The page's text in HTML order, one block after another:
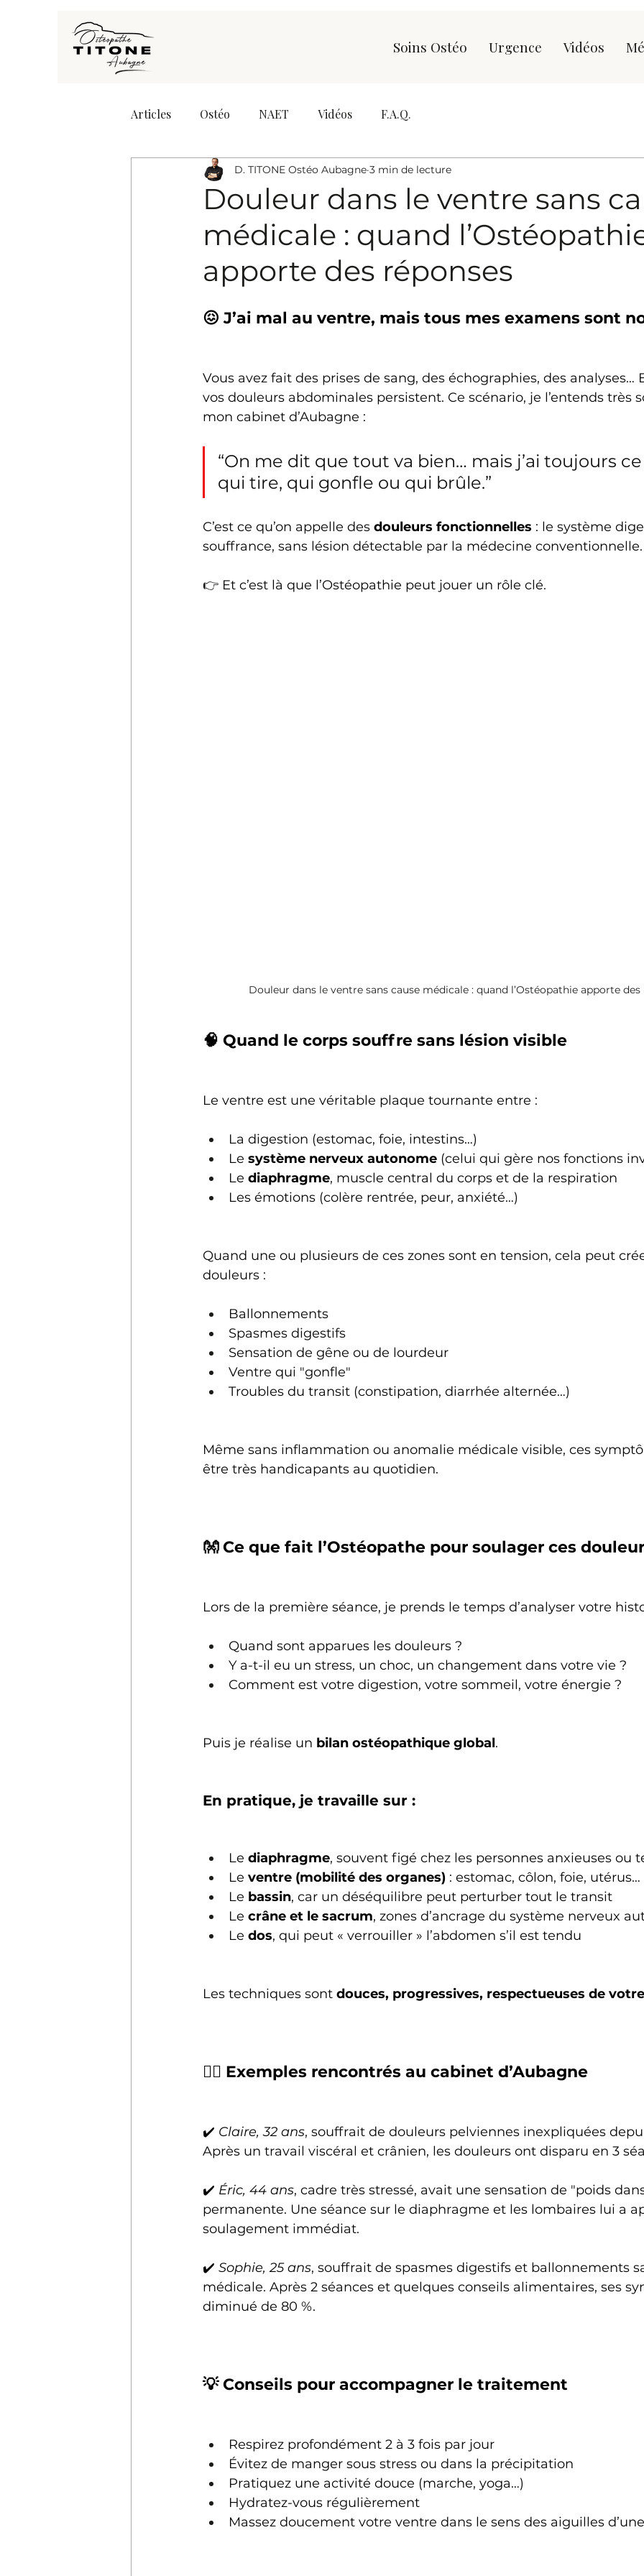
Soins Ostéo Urgence Vidéos
Articles Ostéo NAET Vidéos F.A.Q.
Douleur dans le ventre sans
médicale : quand
apporte des réponses
D. TITONE Ostéo Aubagne 3 min de lecture
😖 J’ai mal au ventre, mais tous mes examens sont
Vous avez fait des prises de sang, des échographies, des analyses…
vos douleurs abdominales persistent. Ce scénario, je l’entends très
mon cabinet d’Aubagne :
“On me dit que tout va bien… mais j’ai toujours
qui tire, qui gonfle ou qui brûle.”
C’est ce qu’on appelle des douleurs fonctionnelles : le système
souffrance, sans lésion détectable par la médecine conventionnelle.
👉 Et c’est là que l’Ostéopathie peut jouer un rôle clé.
Douleur dans le ventre sans cause médicale : quand l’Ostéopathie apporte des
🧠 Quand le corps souffre sans lésion visible
Le ventre est une véritable plaque tournante entre :
La digestion (estomac, foie, intestins…)
Le système nerveux autonome (celui qui gère nos fonctions
Le diaphragme, muscle central du corps et de la respiration
Les émotions (colère rentrée, peur, anxiété…)
Quand une ou plusieurs de ces zones sont en tension, cela peut
douleurs :
Ballonnements
Spasmes digestifs
Sensation de gêne ou de lourdeur
Ventre qui "gonfle"
Troubles du transit (constipation, diarrhée alternée…)
Même sans inflammation ou anomalie médicale visible, ces
être très handicapants au quotidien.
👐 Ce que fait l’Ostéopathe pour soulager ces
Lors de la première séance, je prends le temps d’analyser votre
Quand sont apparues les douleurs ?
Y a-t-il eu un stress, un choc, un changement dans votre vie ?
Comment est votre digestion, votre sommeil, votre énergie ?
Puis je réalise un bilan ostéopathique global.
En pratique, je travaille sur :
Le diaphragme, souvent figé chez les personnes anxieuses ou
Le ventre (mobilité des organes) : estomac, côlon, foie, utérus…
Le bassin, car un déséquilibre peut perturber tout le transit
Le crâne et le sacrum, zones d’ancrage du système nerveux
Le dos, qui peut « verrouiller » l’abdomen s’il est tendu
Les techniques sont douces, progressives, respectueuses de
👩‍⚕️ Exemples rencontrés au cabinet d’Aubagne
✔️ Claire, 32 ans, souffrait de douleurs pelviennes inexpliquées
Après un travail viscéral et crânien, les douleurs ont disparu en 3
✔️ Éric, 44 ans, cadre très stressé, avait une sensation de "poids
permanente. Une séance sur le diaphragme et les lombaires lui a
soulagement immédiat.
✔️ Sophie, 25 ans, souffrait de spasmes digestifs et ballonnements
médicale. Après 2 séances et quelques conseils alimentaires, ses
diminué de 80 %.
💡 Conseils pour accompagner le traitement
Respirez profondément 2 à 3 fois par jour
Évitez de manger sous stress ou dans la précipitation
Pratiquez une activité douce (marche, yoga…)
Hydratez-vous régulièrement
Massez doucement votre ventre dans le sens des aiguilles